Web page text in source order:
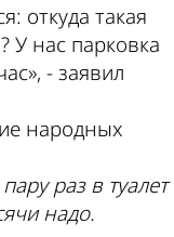
откуда такая
У нас парковка
- заявил
народных
раз в туалет
надо.